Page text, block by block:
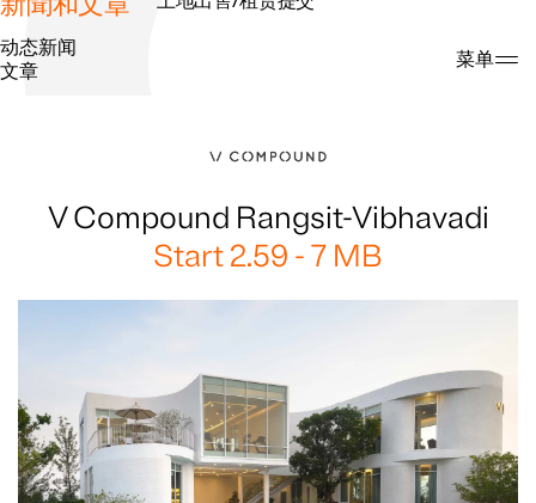
搜索 菜单
动态新闻
文章
V Compound Rangsit-Vibhavadi
Start 2.59 - 7 MB